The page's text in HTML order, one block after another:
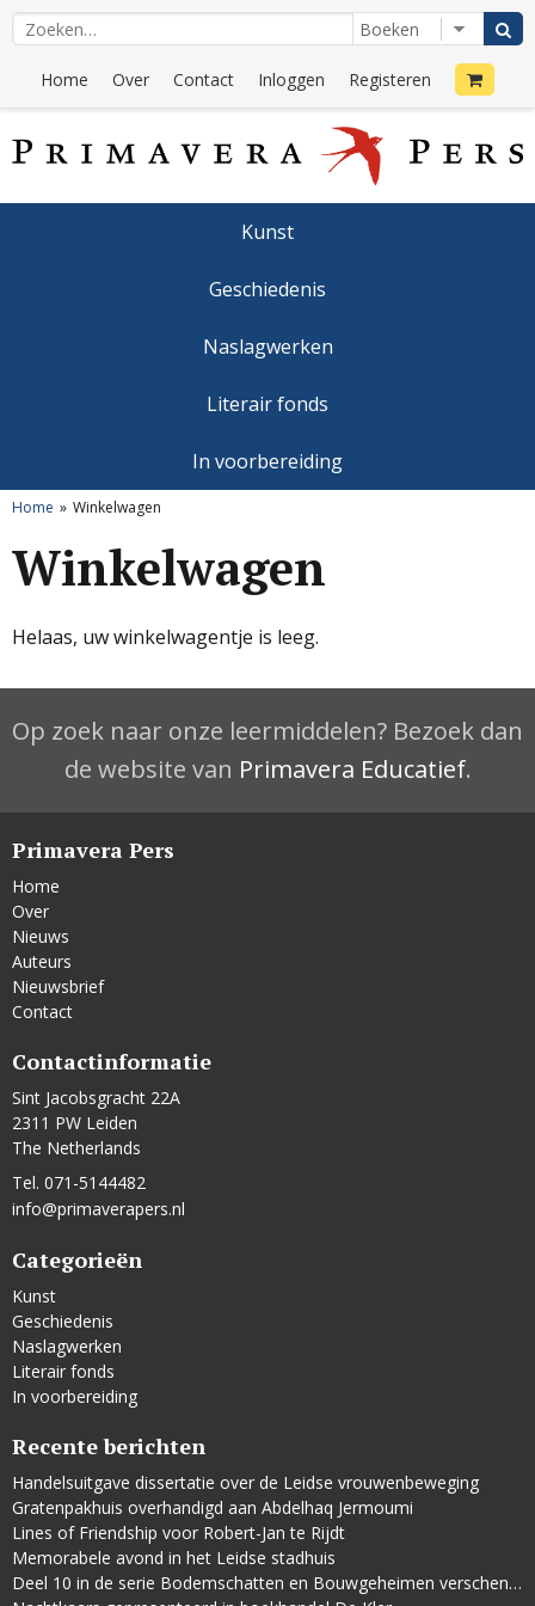
Home Over Contact Inloggen Registeren
Kunst
Geschiedenis
Naslagwerken
Literair fonds
In voorbereiding
Home Winkelwagen
Winkelwagen
Helaas, uw winkelwagentje is leeg.
Op zoek naar onze leermiddelen? Bezoek dan
de website van Primavera Educatief.
Primavera Pers
Home
Over
Nieuws
Auteurs
Nieuwsbrief
Contact
Contactinformatie
Sint Jacobsgracht 22A
2311 PW Leiden
The Netherlands
Tel. 071-5144482
info@primaverapers.nl
Categorieën
Kunst
Geschiedenis
Naslagwerken
Literair fonds
In voorbereiding
Recente berichten
Handelsuitgave dissertatie over de Leidse vrouwenbeweging
Gratenpakhuis overhandigd aan Abdelhaq Jermoumi
Lines of Friendship voor Robert-Jan te Rijdt
Memorabele avond in het Leidse stadhuis
Deel 10 in de serie Bodemschatten en Bouwgeheimen verschenen